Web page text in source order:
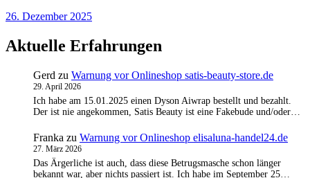
26. Dezember 2025
Aktuelle Erfahrungen
Gerd zu Warnung vor Onlineshop satis-beauty-store.de
29. April 2026
Ich habe am 15.01.2025 einen Dyson Aiwrap bestellt und bezahlt.
Der ist nie angekommen, Satis Beauty ist eine Fakebude und/oder…
Franka zu Warnung vor Onlineshop elisaluna-handel24.de
27. März 2026
Das Ärgerliche ist auch, dass diese Betrugsmasche schon länger
bekannt war, aber nichts passiert ist. Ich habe im September 25…